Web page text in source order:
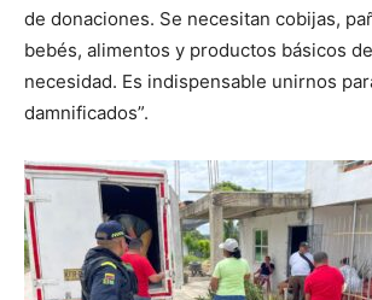
de donaciones. Se necesitan cobijas,
bebés, alimentos y productos básicos
necesidad. Es indispensable unirnos
damnificados”.